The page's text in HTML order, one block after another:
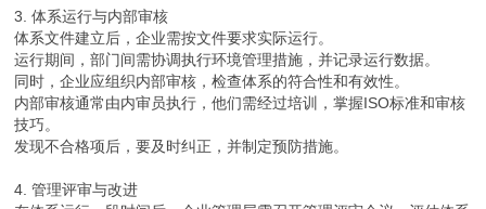
3. 体系运行与内部审核
体系文件建立后，企业需按文件要求实际运行。
运行期间，部门间需协调执行环境管理措施，并记录运行数据。
同时，企业应组织内部审核，检查体系的符合性和有效性。
内部审核通常由内审员执行，他们需经过培训，掌握ISO标准和审核
技巧。
发现不合格项后，要及时纠正，并制定预防措施。
4. 管理评审与改进